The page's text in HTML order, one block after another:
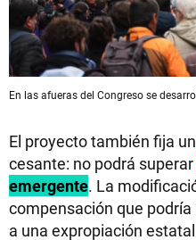
En las afueras del Congreso se
El proyecto también fija
cesante: no podrá superar
emergente. La
compensación que
a una expropiación